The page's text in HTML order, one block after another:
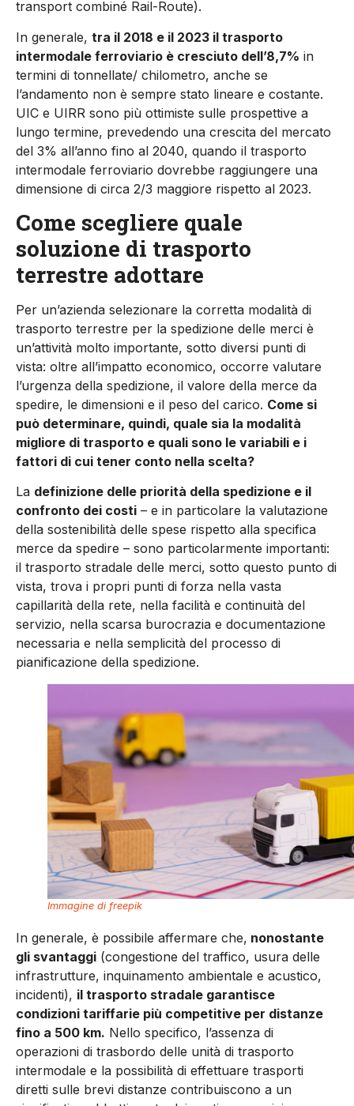
transport combiné Rail-Route).
In generale, tra il 2018 e il 2023 il trasporto
intermodale ferroviario è cresciuto dell’8,7% in
termini di tonnellate/ chilometro, anche se
l’andamento non è sempre stato lineare e costante.
UIC e UIRR sono più ottimiste sulle prospettive a
lungo termine, prevedendo una crescita del mercato
del 3% all’anno fino al 2040, quando il trasporto
intermodale ferroviario dovrebbe raggiungere una
dimensione di circa 2/3 maggiore rispetto al 2023.
Come scegliere quale
soluzione di trasporto
terrestre adottare
Per un’azienda selezionare la corretta modalità di
trasporto terrestre per la spedizione delle merci è
un’attività molto importante, sotto diversi punti di
vista: oltre all’impatto economico, occorre valutare
l’urgenza della spedizione, il valore della merce da
spedire, le dimensioni e il peso del carico. Come si
può determinare, quindi, quale sia la modalità
migliore di trasporto e quali sono le variabili e i
fattori di cui tener conto nella scelta?
La definizione delle priorità della spedizione e il
confronto dei costi – e in particolare la valutazione
della sostenibilità delle spese rispetto alla specifica
merce da spedire – sono particolarmente importanti:
il trasporto stradale delle merci, sotto questo punto di
vista, trova i propri punti di forza nella vasta
capillarità della rete, nella facilità e continuità del
servizio, nella scarsa burocrazia e documentazione
necessaria e nella semplicità del processo di
pianificazione della spedizione.
Immagine di freepik
In generale, è possibile affermare che, nonostante
gli svantaggi (congestione del traffico, usura delle
infrastrutture, inquinamento ambientale e acustico,
incidenti), il trasporto stradale garantisce
condizioni tariffarie più competitive per distanze
fino a 500 km. Nello specifico, l’assenza di
operazioni di trasbordo delle unità di trasporto
intermodale e la possibilità di effettuare trasporti
diretti sulle brevi distanze contribuiscono a un